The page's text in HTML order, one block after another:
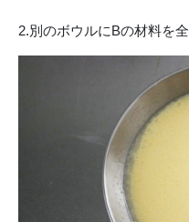
2.別のボウルにBの材料を